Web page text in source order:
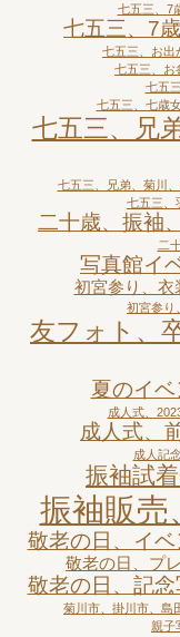
七五三、7
七五三、7
七五三、お出
七五三、お
七五
七五三、七歳
七五三、兄
七五三、兄弟、菊川
七五三、
二十歳、振袖
二
写真館イ
初宮参り、衣
初宮参り
友フォト、
夏のイ
成人式、
成人式、
成人記
振袖試
振袖販売
敬老の日、イ
敬老の日、プ
敬老の日、記
菊川市、掛川市、島
親子